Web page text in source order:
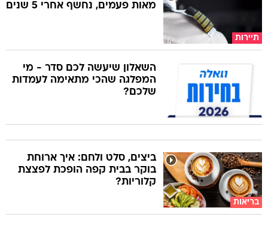
תיירות
מאות פעמים, נחשף אחרי 5 שנים
השאלון שיעשה לכם סדר - מי
המפלגה שהכי מתאימה לעמדות
שלכם?
בריאות
ביצים, סלט ולחם: איך ארוחת
בוקר בבית קפה הופכת לפצצת
קלוריות?